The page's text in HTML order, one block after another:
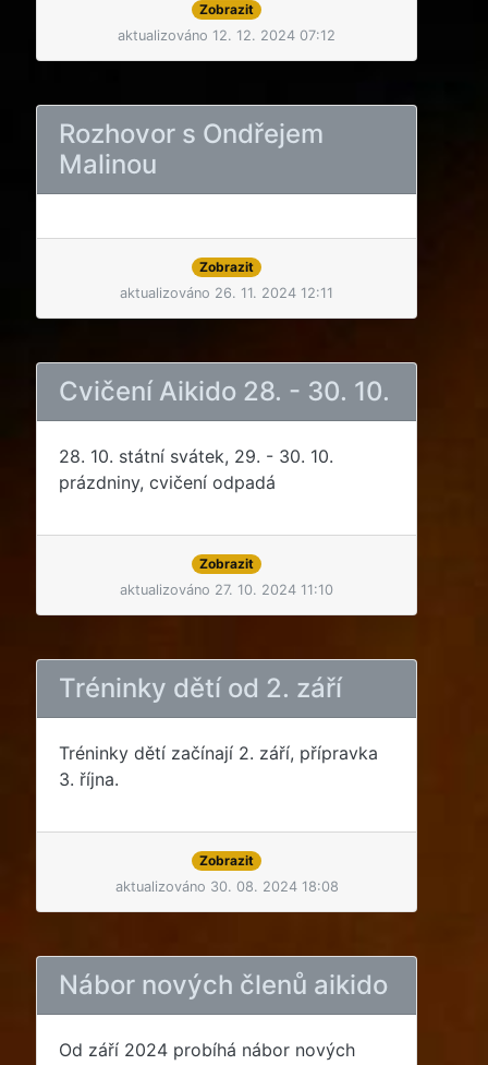
Zobrazit
aktualizováno 12. 12. 2024 07:12
Rozhovor s Ondřejem
Malinou
Zobrazit
aktualizováno 26. 11. 2024 12:11
Cvičení Aikido 28. - 30. 10.
28. 10. státní svátek, 29. - 30. 10.
prázdniny, cvičení odpadá
Zobrazit
aktualizováno 27. 10. 2024 11:10
Tréninky dětí od 2. září
Tréninky dětí začínají 2. září, přípravka
3. října.
Zobrazit
aktualizováno 30. 08. 2024 18:08
Nábor nových členů aikido
Od září 2024 probíhá nábor nových